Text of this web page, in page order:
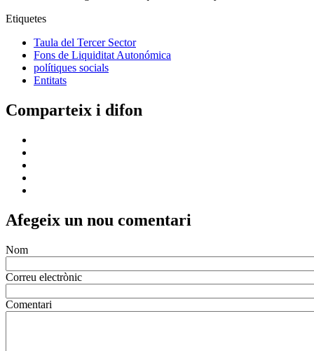
Etiquetes
Taula del Tercer Sector
Fons de Liquiditat Autonómica
polítiques socials
Entitats
Comparteix i difon
Afegeix un nou comentari
Nom
Correu electrònic
Comentari